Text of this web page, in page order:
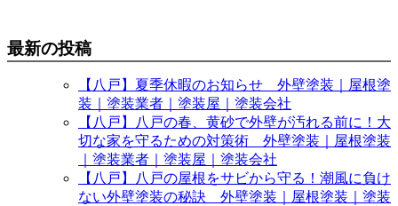
最新の投稿
【八戸】夏季休暇のお知らせ 外壁塗装｜屋根塗
装｜塗装業者｜塗装屋｜塗装会社
【八戸】八戸の春、黄砂で外壁が汚れる前に！大
切な家を守るための対策術 外壁塗装｜屋根塗装
｜塗装業者｜塗装屋｜塗装会社
【八戸】八戸の屋根をサビから守る！潮風に負け
ない外壁塗装の秘訣 外壁塗装｜屋根塗装｜塗装